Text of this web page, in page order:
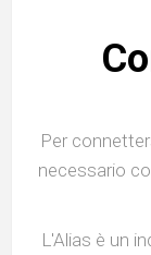
Per
necessario
L'Alias è un